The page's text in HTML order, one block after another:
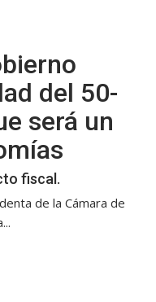
del 50-
será un
fiscal.
de la Cámara de